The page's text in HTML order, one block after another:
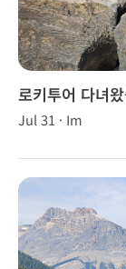
로키투어 다녀
Jul 31 · Im